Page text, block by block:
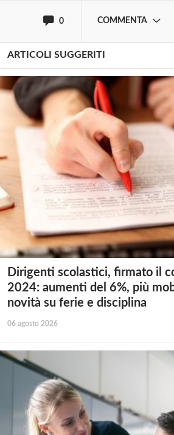
0 COMMENTA
ARTICOLI SUGGERITI
Dirigenti scolastici, firmato il
2024: aumenti del 6%, più
novità su ferie e disciplina
06 agosto 2026